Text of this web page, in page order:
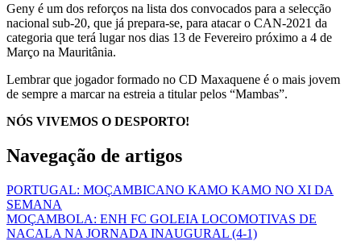
Geny é um dos reforços na lista dos convocados para a selecção
nacional sub-20, que já prepara-se, para atacar o CAN-2021 da
categoria que terá lugar nos dias 13 de Fevereiro próximo a 4 de
Março na Mauritânia.
Lembrar que jogador formado no CD Maxaquene é o mais jovem
de sempre a marcar na estreia a titular pelos “Mambas”.
NÓS VIVEMOS O DESPORTO!
Navegação de artigos
PORTUGAL: MOÇAMBICANO KAMO KAMO NO XI DA
SEMANA
MOÇAMBOLA: ENH FC GOLEIA LOCOMOTIVAS DE
NACALA NA JORNADA INAUGURAL (4-1)